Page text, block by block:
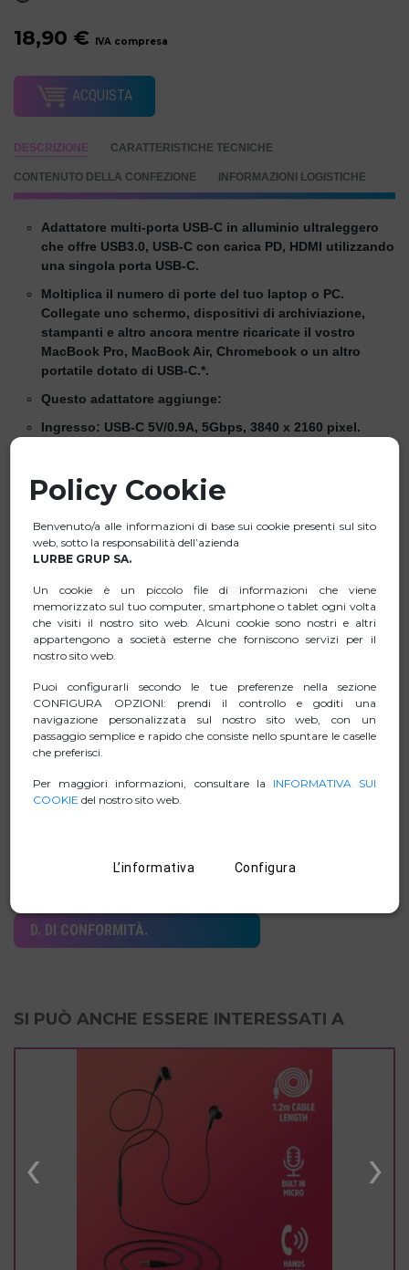
18,90 € IVA compresa
ACQUISTA
DESCRIZIONE CARATTERISTICHE TECNICHE
CONTENUTO DELLA CONFEZIONE INFORMAZIONI LOGISTICHE
Adattatore multi-porta USB-C in alluminio ultraleggero
che offre USB3.0, USB-C con carica PD, HDMI utilizzando
una singola porta USB-C.
Moltiplica il numero di porte del tuo laptop o PC.
Collegate uno schermo, dispositivi di archiviazione,
stampanti e altro ancora mentre ricaricate il vostro
MacBook Pro, MacBook Air, Chromebook o un altro
portatile dotato di USB-C.*.
Questo adattatore aggiunge:
Ingresso: USB-C 5V/0.9A, 5Gbps, 3840 x 2160 pixel.
Porta USB-C con ricarica PD da 100 W
Velocità di trasferimento dati fino a 5 Gbps, la porta USB
3.0 trasmette i dati 10 volte più velocemente di USB 2.0.
Dimensioni ridotte e straordinaria leggerezza, facile da
trasportare in viaggio.
È realizzato in lega di alluminio, con una buona
dissipazione del calore e una maggiore durata.
Compatibilità universale: Windows 11 / 10 / 8 / 8 / 8.1 / 7 /
XP / Vista, Mac OS e Linux.
Installazione Plug and Play.
D. DI CONFORMITÀ.
SI PUÒ ANCHE ESSERE INTERESSATI A
‹ ›
Policy Cookie
Benvenuto/a alle informazioni di base sui cookie presenti sul sito
web, sotto la responsabilità dell’azienda
LURBE GRUP SA.
Un cookie è un piccolo file di informazioni che viene
memorizzato sul tuo computer, smartphone o tablet ogni volta
che visiti il nostro sito web. Alcuni cookie sono nostri e altri
appartengono a società esterne che forniscono servizi per il
nostro sito web.
Puoi configurarli secondo le tue preferenze nella sezione
CONFIGURA OPZIONI: prendi il controllo e goditi una
navigazione personalizzata sul nostro sito web, con un
passaggio semplice e rapido che consiste nello spuntare le caselle
che preferisci.
Per maggiori informazioni, consultare la INFORMATIVA SUI
COOKIEdel nostro sito web.
L’informativa Configura